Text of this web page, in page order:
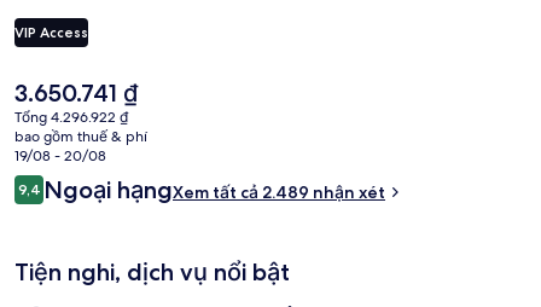
lưu trú rất được lòng tín đồ du lịch vì phù hợp cho ngắm cảnh.
Ngoài ra, khách muốn đến trạm giao thông công cộng cũng rất
VIP Access
Giá
hiện
tại
là
3.650.741 ₫
3.650.741 ₫
Tổng 4.296.922 ₫
bao gồm thuế & phí
19/08 - 20/08
Nhận
xét
9,49,4 trên 10,
Ngoại hạngXem tất cả 2.489 nhận xét
Tiện nghi, dịch vụ nổi bật